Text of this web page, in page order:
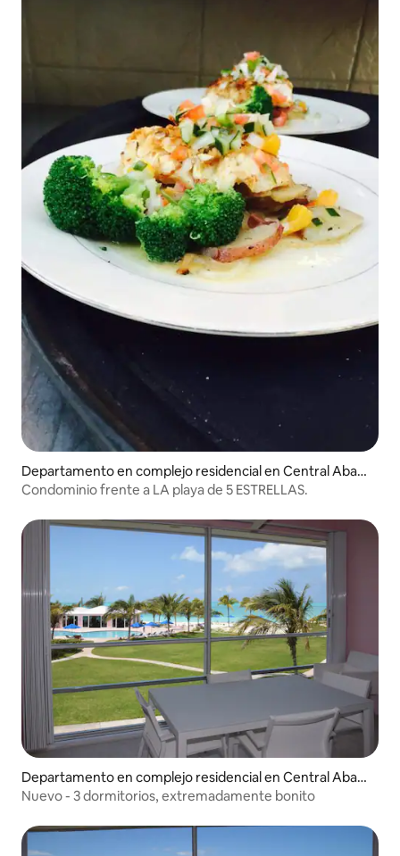
Departamento en complejo residencial en Central Abac
o
Condominio frente a LA playa de 5 ESTRELLAS.
Departamento en complejo residencial en Central Abac
o
Nuevo - 3 dormitorios, extremadamente bonito